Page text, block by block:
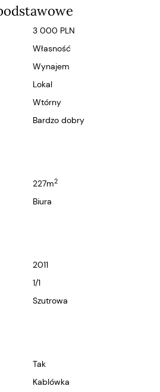
3 000 PLN
własność
Wynajem
Lokal
wtórny
bardzo dobry
227m2
biura
2011
1/1
szutrowa
Tak
kablówka